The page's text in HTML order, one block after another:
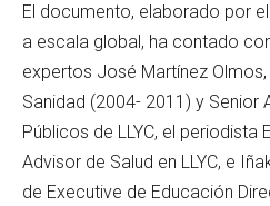
El documento, elaborado por
a escala global, ha contado
expertos José Martínez
Sanidad (2004- 2011) y Senior
Públicos de LLYC, el periodista
Advisor de Salud en LLYC, e
de Executive de Educación